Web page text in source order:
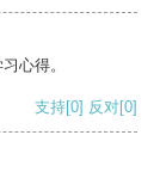
心得。
支持[0] 反对[0]